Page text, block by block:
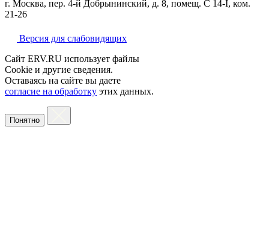
г. Москва, пер. 4-й Добрынинский, д. 8, помещ. С 14-I, ком.
21-26
Версия для слабовидящих
Сайт ERV.RU использует файлы
Cookie и другие сведения.
Оставаясь на сайте вы даете
согласие на обработку этих данных.
Понятно